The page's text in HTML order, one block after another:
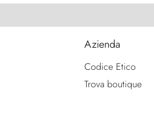
Azienda
Codice Etico
Trova boutique